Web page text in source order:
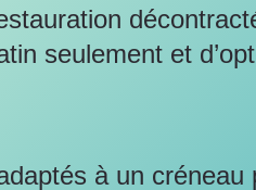
seulement et
à un créneau